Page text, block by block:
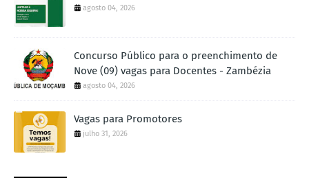
agosto 04, 2026
Concurso Público para o preenchimento de
Nove (09) vagas para Docentes - Zambézia
agosto 04, 2026
Vagas para Promotores
julho 31, 2026